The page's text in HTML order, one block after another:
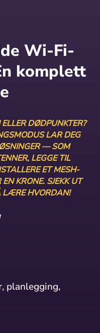
Wi-Fi-
komplett
DØDPUNKTER?
LAR DEG
— SOM
LEGGE TIL
ET MESH-
KRONE. SJEKK UT
LÆRE HVORDAN!
planlegging,